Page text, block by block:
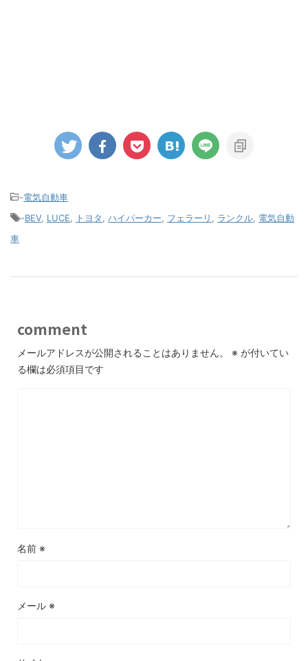
-電気自動車
-BEV, LUCE トヨタ ハイパーカー フェラーリ ランクル 電気自動
車
comment
メールアドレスが公開されることはありません。 ※ が付いてい
る欄は必須項目です
名前 ※
メール ※